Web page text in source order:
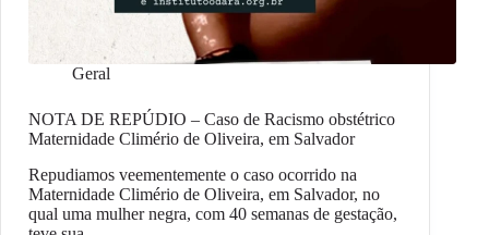
Geral
NOTA DE REPÚDIO – Caso de Racismo obstétrico
Maternidade Climério de Oliveira, em Salvador
Repudiamos veementemente o caso ocorrido na
Maternidade Climério de Oliveira, em Salvador, no
qual uma mulher negra, com 40 semanas de gestação,